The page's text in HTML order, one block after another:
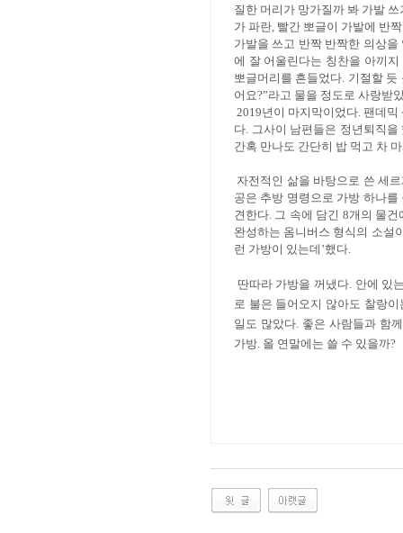
질한 머리가 망가질까 봐 가발
가 파란, 빨간 뽀글이 가발에 반
가발을 쓰고 반짝 반짝한 의상
에 잘 어울린다는 칭찬을 아끼지
뽀글머리를 흔들었다. 기절할 듯
어요?”라고 물을 정도로 사랑받
2019년이 마지막이었다.팬데믹
다. 그사이 남편들은 정년퇴직
간혹 만나도 간단히 밥 먹고 차
자전적인 삶을 바탕으로 쓴 세
공은 추방 명령으로 가방 하나
견한다. 그 속에 담긴 8개의 물건
완성하는 옴니버스 형식의 소설
런 가방이 있는데 ’했다.
딴따라 가방을 꺼냈다. 안에 있
로 불은 들어오지 않아도 찰랑
일도 많았다. 좋은 사람들과 함
가방. 올 연말에는 쓸 수 있을까?